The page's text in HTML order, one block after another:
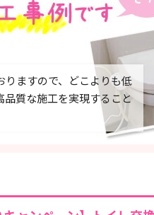
ますので、どこよりも低
質な施工を実現すること